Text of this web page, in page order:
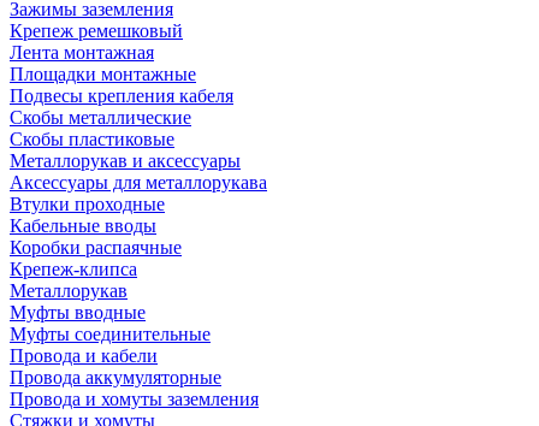
Зажимы заземления
Крепеж ремешковый
Лента монтажная
Площадки монтажные
Подвесы крепления кабеля
Скобы металлические
Скобы пластиковые
Металлорукав и аксессуары
Аксессуары для металлорукава
Втулки проходные
Кабельные вводы
Коробки распаячные
Крепеж-клипса
Металлорукав
Муфты вводные
Муфты соединительные
Провода и кабели
Провода аккумуляторные
Провода и хомуты заземления
Стяжки и хомуты